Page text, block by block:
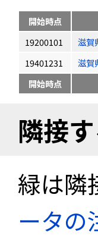
開始時点
19200101
滋賀
19401231
滋賀
開始時点
隣接
緑は隣
ータの